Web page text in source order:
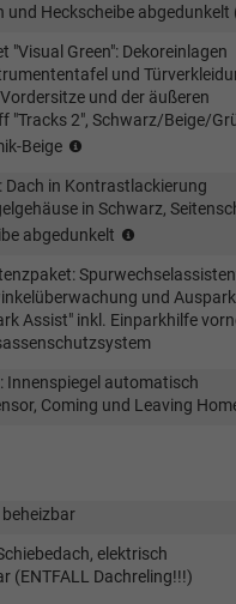
und Heckscheibe abgedunkelt
"Visual Green": Dekoreinlagen
und
und der äußeren
"Tracks 2", Schwarz/Beige/
Beige
mit
Reef-
Blau,
Red)
Dach in Kontrastlackierung
in Schwarz,
abgedunkelt
mit
Deep-
Black
!!
und
Assist" inkl. Einparkhilfe
Innenspiegel automatisch
Coming und Leaving
elektrisch
(ENTFALL Dachreling!!!)